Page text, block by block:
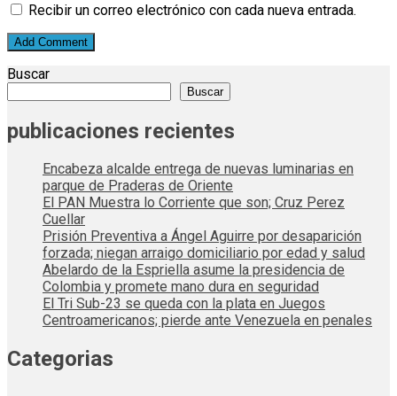
Recibir un correo electrónico con cada nueva entrada.
Buscar
Buscar
publicaciones recientes
Encabeza alcalde entrega de nuevas luminarias en
parque de Praderas de Oriente
El PAN Muestra lo Corriente que son; Cruz Perez
Cuellar
Prisión Preventiva a Ángel Aguirre por desaparición
forzada; niegan arraigo domiciliario por edad y salud
Abelardo de la Espriella asume la presidencia de
Colombia y promete mano dura en seguridad
El Tri Sub-23 se queda con la plata en Juegos
Centroamericanos; pierde ante Venezuela en penales
Categorias